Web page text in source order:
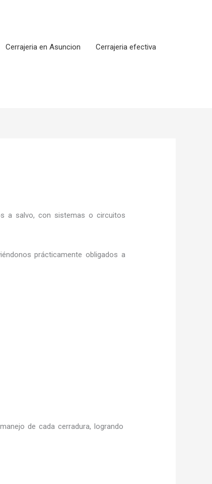
Cerrajeria en Asuncion
Cerrajeria efectiva
a salvo, con sistemas o circuitos
prácticamente obligados a
de cada cerradura, logrando